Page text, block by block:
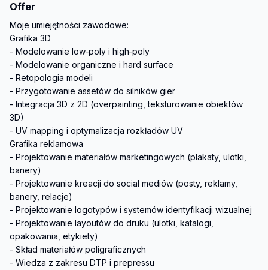
Offer
Moje umiejętności zawodowe:
Grafika 3D
- Modelowanie low‑poly i high‑poly
- Modelowanie organiczne i hard surface
- Retopologia modeli
- Przygotowanie assetów do silników gier
- Integracja 3D z 2D (overpainting, teksturowanie obiektów
3D)
- UV mapping i optymalizacja rozkładów UV
Grafika reklamowa
- Projektowanie materiałów marketingowych (plakaty, ulotki,
banery)
- Projektowanie kreacji do social mediów (posty, reklamy,
banery, relacje)
- Projektowanie logotypów i systemów identyfikacji wizualnej
- Projektowanie layoutów do druku (ulotki, katalogi,
opakowania, etykiety)
- Skład materiałów poligraficznych
- Wiedza z zakresu DTP i prepressu